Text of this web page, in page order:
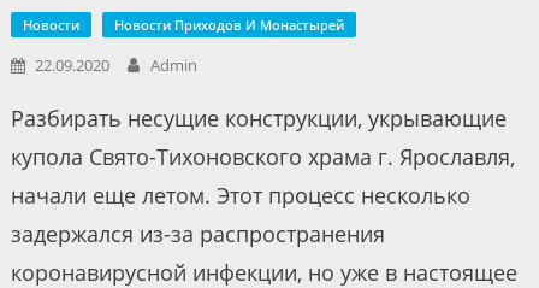
Новости Новости Приходов И Монастырей
22.09.2020 Admin
Разбирать несущие конструкции, укрывающие
купола Свято-Тихоновского храма г. Ярославля,
начали еще летом. Этот процесс несколько
задержался из-за распространения
коронавирусной инфекции, но уже в настоящее